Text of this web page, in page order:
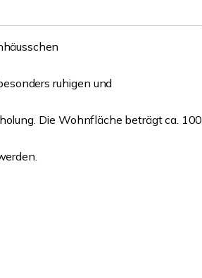
ruhigen und
Die Wohnfläche beträgt ca. 100